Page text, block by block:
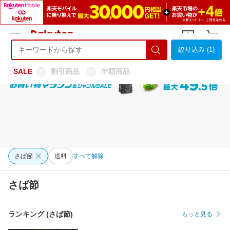
ようこそ 楽天市場へ ログイン
絞り込み (1)
SALE 割引商品 半額商品
さば節 送料 すべて解除
さば節
ランキング (さば節) もっと見る